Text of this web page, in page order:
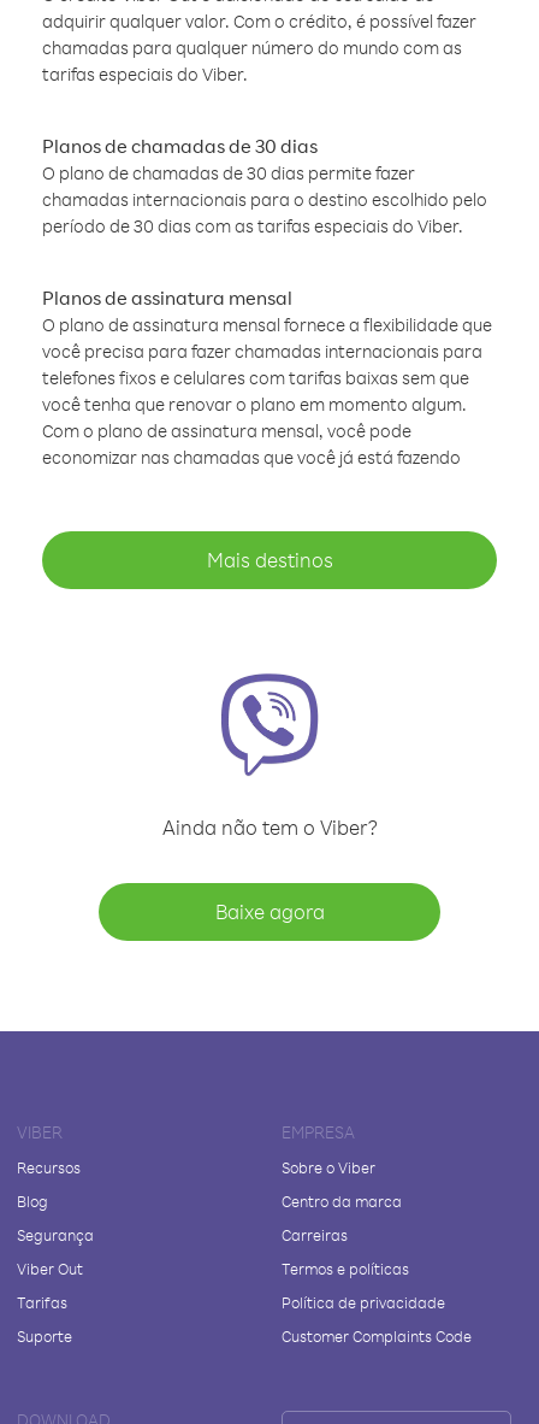
adquirir qualquer valor. Com o crédito, é possível fazer
chamadas para qualquer número do mundo com as
tarifas especiais do Viber.
Planos de chamadas de 30 dias
O plano de chamadas de 30 dias permite fazer
chamadas internacionais para o destino escolhido pelo
período de 30 dias com as tarifas especiais do Viber.
Planos de assinatura mensal
O plano de assinatura mensal fornece a flexibilidade que
você precisa para fazer chamadas internacionais para
telefones fixos e celulares com tarifas baixas sem que
você tenha que renovar o plano em momento algum.
Com o plano de assinatura mensal, você pode
economizar nas chamadas que você já está fazendo
Mais destinos
Ainda não tem o Viber?
Baixe agora
VIBER
Recursos
Blog
Segurança
Viber Out
Tarifas
Suporte
EMPRESA
Sobre o Viber
Centro da marca
Carreiras
Termos e políticas
Política de privacidade
Customer Complaints Code
DOWNLOAD